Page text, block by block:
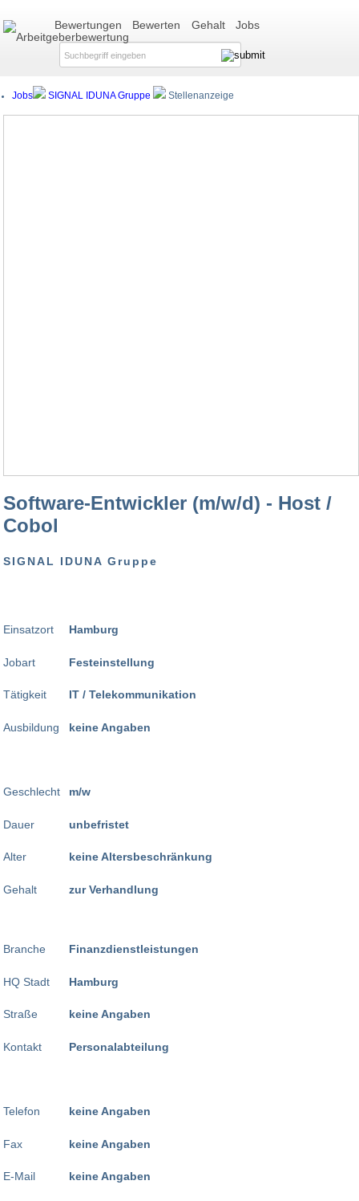
Bewertungen Bewerten Gehalt Jobs
Jobs SIGNAL IDUNA Gruppe Stellenanzeige
Software-Entwickler (m/w/d) - Host /
Cobol
SIGNAL IDUNA Gruppe
Einsatzort
Jobart
Tätigkeit
Ausbildung
Geschlecht
Dauer
Alter
Gehalt
Hamburg
Festeinstellung
IT / Telekommunikation
keine Angaben
m/w
unbefristet
keine Altersbeschränkung
zur Verhandlung
Branche
HQ Stadt
Straße
Kontakt
Telefon
Fax
E-Mail
Finanzdienstleistungen
Hamburg
keine Angaben
Personalabteilung
keine Angaben
keine Angaben
keine Angaben